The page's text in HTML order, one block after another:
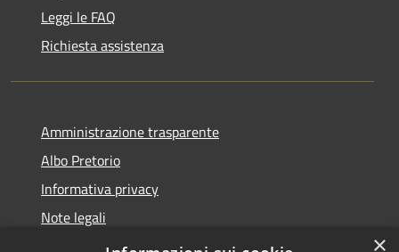
Leggi le FAQ
Richiesta assistenza
Amministrazione trasparente
Albo Pretorio
Informativa privacy
Note legali
Dichiarazione di accessibilità
×